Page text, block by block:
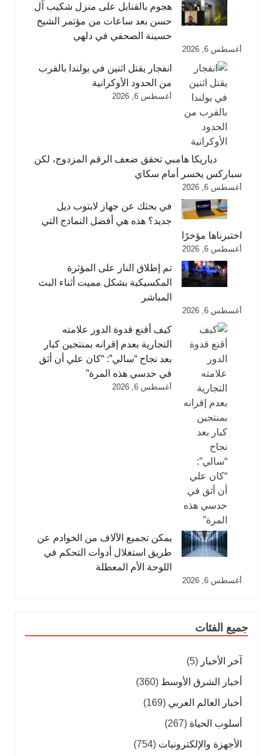
هجوم بالقنابل على منزل شكيب آل
حسن بعد ساعات من مؤتمر الشيخ
حسينة الصحفي في دلهي
أغسطس 6, 2026
انفجار يقتل اثنين في بولندا بالقرب
من الحدود الأوكرانية
أغسطس 6, 2026
دياريكا هامبي تحقق ضعف الرقم المزدوج، لكن
سباركس يخسر أمام سكاي
أغسطس 6, 2026
في بحثك عن جهاز لابتوب ديل
جديد؟ هذه هي أفضل النماذج التي
اختبرناها مؤخرًا
أغسطس 6, 2026
تم إطلاق النار على المؤثرة
المكسيكية بشكل مميت أثناء البث
المباشر
أغسطس 6, 2026
كيف أقنع قدوة الدور علامته
التجارية بعدم إقرانه بمنتجين كبار
بعد نجاح “سالي”: “كان علي أن أثق
في حدسي هذه المرة”
أغسطس 6, 2026
يمكن تجميع الآلاف من الخوادم عن
طريق استغلال أدوات التحكم في
اللوحة الأم المعطلة
أغسطس 6, 2026
جميع الفئات
آخر الأخبار (5)
أخبار الشرق الأوسط (360)
أخبار العالم العربي (169)
أسلوب الحياة (267)
الأجهزة والإلكترونيات (754)